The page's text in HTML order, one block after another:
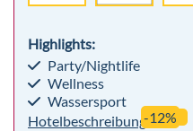
Highlights:
Party/Nightlife
Wellness
Wassersport
Hotelbeschreibung-12%